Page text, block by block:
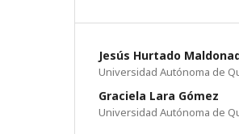
Jesús Hurtado
Universidad Autónoma de
Graciela Lara Gómez
Universidad Autónoma de